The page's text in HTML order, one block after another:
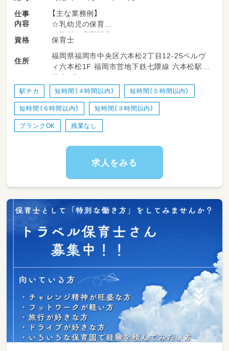
仕事
内容
【主な業務例】
☆乳幼児の保育
☆簡単な書類記入
☆行事・製作のサポート
☆清掃業務 など
【定員】19名
スタッフは年齢層幅広く、
サポートしあいながら保育に取り組んでいま
す。
15：00～ 出勤、おやつ介助
15：30～ 自由遊び
16：00～ 順次降園
18：30 退勤
資格 保育士
住所
福岡県福岡市中央区六本松2丁目12-25ベルヴ
ィ六本松1F 福岡市営地下鉄七隈線 六本松駅
徒歩2分
駅チカ 短時間（４時間以内） 短時間（５時間以内）
短時間（６時間以内） 短時間（３時間以内）
ブランクOK 残業なし
求人をみる